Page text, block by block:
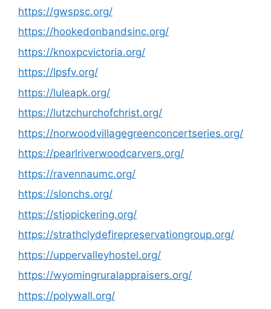
https://gwspsc.org/
https://hookedonbandsinc.org/
https://knoxpcvictoria.org/
https://lpsfv.org/
https://luleapk.org/
https://lutzchurchofchrist.org/
https://norwoodvillagegreenconcertseries.org/
https://pearlriverwoodcarvers.org/
https://ravennaumc.org/
https://slonchs.org/
https://stjopickering.org/
https://strathclydefirepreservationgroup.org/
https://uppervalleyhostel.org/
https://wyomingruralappraisers.org/
https://polywall.org/